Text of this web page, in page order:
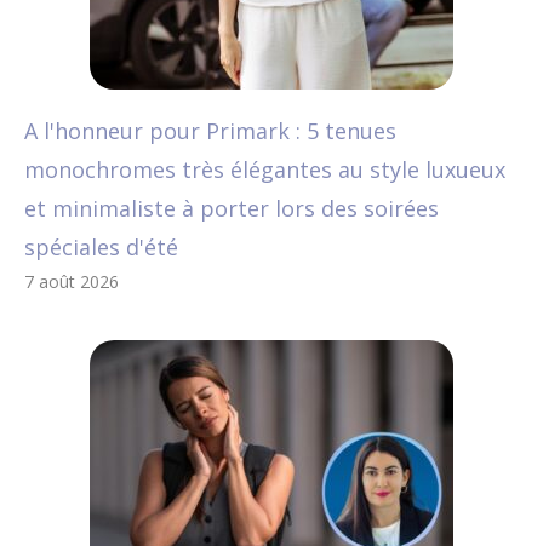
A l'honneur pour Primark : 5 tenues
monochromes très élégantes au style luxueux
et minimaliste à porter lors des soirées
spéciales d'été
7 août 2026